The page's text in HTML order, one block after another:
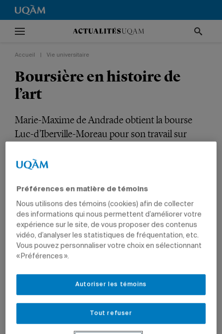
Accueil Vie universitaire
Boursière en histoire de
l’art
Marie-Maxime de Andrade obtient la bourse
Luc-d’Iberville-Moreau pour son travail sur
27 octobre 2020 à 15 h 10
d’affiches scientifiques tenues lors du «
Préférences en matière de témoins
Nous utilisons des témoins (cookies) afin de collecter
des informations qui nous permettent d’améliorer votre
expérience sur le site, de vous proposer des contenus
vidéo, d’analyser les statistiques de fréquentation, etc.
Vous pouvez personnaliser votre choix en sélectionnant
« Préférences ».
Tout refuser
Autoriser les témoins